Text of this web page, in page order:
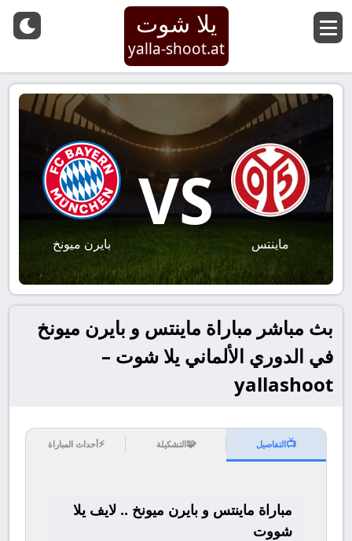
يلا شوت
yalla-shoot.at
ماينتس
VS
بايرن ميونخ
بث مباشر مباراة ماينتس و بايرن ميونخ
في الدوري الألماني يلا شوت –
yallashoot
📺التفاصيل 🧩التشكيلة ⚡أحداث المباراة
مباراة ماينتس و بايرن ميونخ .. لايف يلا
شووت